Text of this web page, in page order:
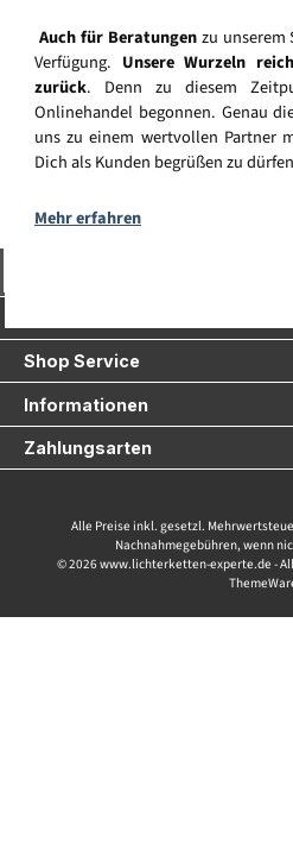
Auch für Beratungenzu unserem
Verfügung. Unsere Wurzeln
zurück. Denn zu diesem
Onlinehandel begonnen. Genau
uns zu einem wertvollen Partner
Dich als Kunden begrüßen zu
Mehr erfahren
Shop Service
Informationen
Zahlungsarten
Alle Preise inkl. gesetzl.
Nachnahmegebühren, wenn
© 2026 www.lichterketten-experte.de -